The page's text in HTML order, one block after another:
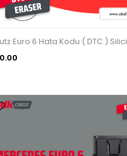
Euro 6 Hata Kodu ( DTC ) Silici